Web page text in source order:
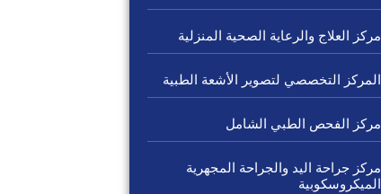
مركز العلاج والرعاية الصحية المنزلية
المركز التخصصي لتصوير الأشعة الطبية
مركز الفحص الطبي الشامل
مركز جراحة اليد والجراحة المجهرية
الميكروسكوبية